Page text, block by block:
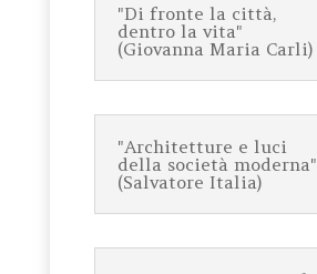
"Di fronte la città,
dentro la vita"
(Giovanna Maria Carli)
"Architetture e luci
della società moderna"
(Salvatore Italia)